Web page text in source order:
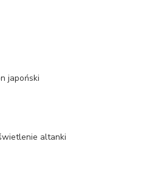
japoński
altanki